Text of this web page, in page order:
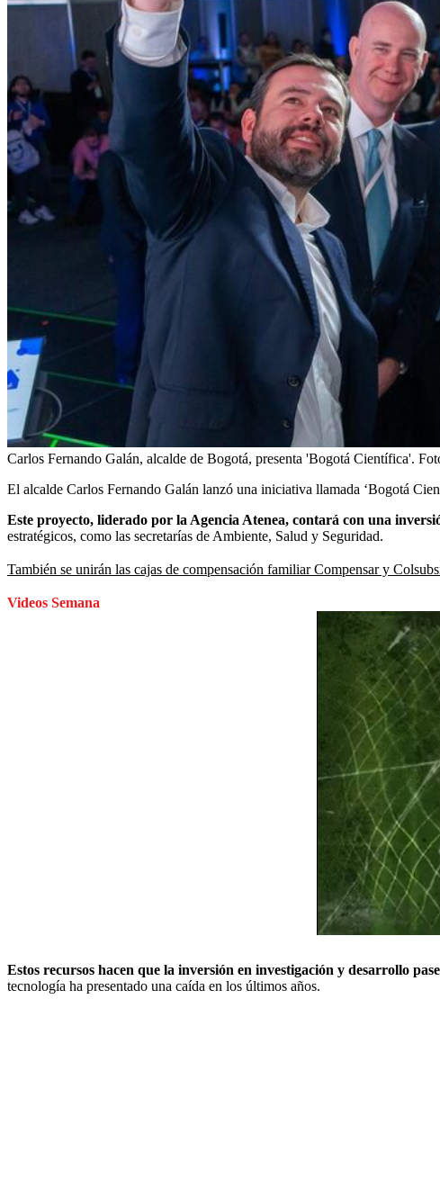
Carlos Fernando Galán, alcalde de Bogotá, presenta 'Bogotá Científica'.
El alcalde Carlos Fernando Galán lanzó una iniciativa llamada ‘Bogotá
Este proyecto, liderado por la Agencia Atenea, contará con una
estratégicos, como las secretarías de Ambiente, Salud y Seguridad.
También se unirán las cajas de compensación familiar Compensar y
Videos Semana
Estos recursos hacen que la inversión en investigación y desarrollo
tecnología ha presentado una caída en los últimos años.